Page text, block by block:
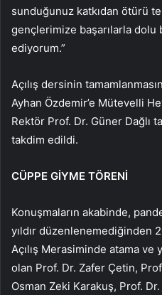
sunduğunuz katkıdan ötürü
gençlerimize başarılarla
ediyorum.”
Açılış dersinin
Ayhan Özdemir’e Mütevelli
Rektör Prof. Dr. Güner Dağlı
takdim edildi.
CÜPPE GİYME TÖRENİ
Konuşmaların akabinde,
yıldır düzenlenemediğinden
Açılış Merasiminde atama
olan Prof. Dr. Zafer Çetin,
Osman Zeki Karakuş, Prof.